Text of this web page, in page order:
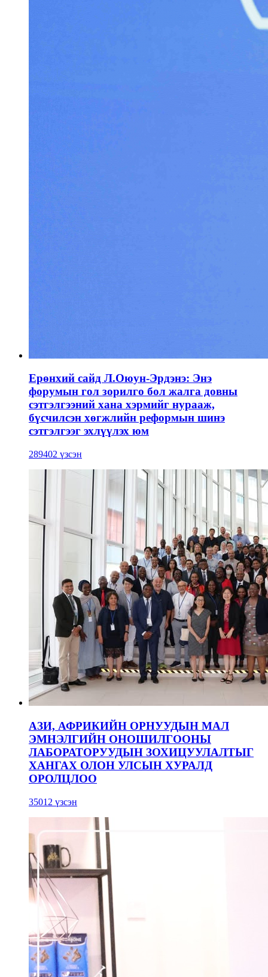
Ерөнхий сайд Л.Оюун-Эрдэнэ: Энэ
форумын гол зорилго бол жалга довны
сэтгэлгээний хана хэрмийг нурааж,
бүсчилсэн хөгжлийн реформын шинэ
сэтгэлгээг эхлүүлэх юм
289402 үзсэн
АЗИ, АФРИКИЙН ОРНУУДЫН МАЛ
ЭМНЭЛГИЙН ОНОШИЛГООНЫ
ЛАБОРАТОРУУДЫН ЗОХИЦУУЛАЛТЫГ
ХАНГАХ ОЛОН УЛСЫН ХУРАЛД
ОРОЛЦЛОО
35012 үзсэн